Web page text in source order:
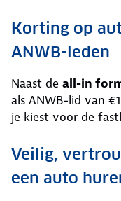
Korting op
ANWB-leden
Naast de all-in
als ANWB-lid van
je kiest voor de
Veilig,
een auto